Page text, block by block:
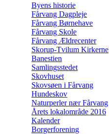
Byens historie
Fårvang Dagpleje
Fårvang Børnehave
Fårvang Skole
Fårvang Ældrecenter
Skorup-Tvilum Kirkerne
Banestien
Samlingsstedet
Skovhuset
Skovsøen i Fårvang
Hundeskov
Naturperler nær Fårvang
Årets lokalområde 2016
Kalender
Borgerforening